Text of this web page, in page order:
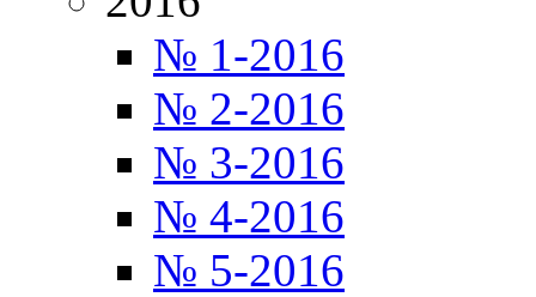
№ 1-2016
№ 2-2016
№ 3-2016
№ 4-2016
№ 5-2016